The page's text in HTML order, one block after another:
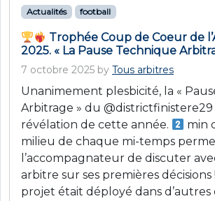
Actualités football
Trophée Coup de Coeur de
2025. « La Pause Technique
7 octobre 2025 by Tous arbitres
Unanimement plesbicité, la «
Arbitrage » du @districtfinistere29
révélation de cette année.
min
milieu de chaque mi-temps
l’accompagnateur de discuter
arbitre sur ses premières décisions
projet était déployé dans d’autres